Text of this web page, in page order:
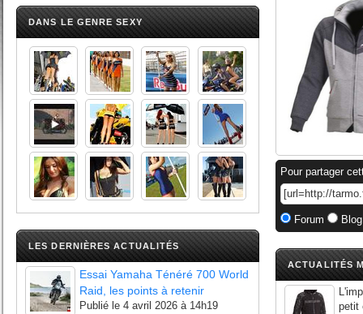
DANS LE GENRE SEXY
LES DERNIÈRES ACTUALITÉS
Essai Yamaha Ténéré 700 World
Raid, les points à retenir
Publié le 4 avril 2026 à 14h19
Pour partager
Forum
ACTUALITÉS
petit